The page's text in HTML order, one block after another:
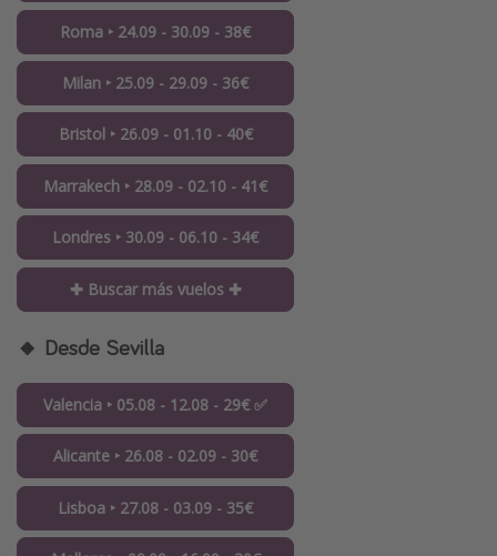
Roma ‣ 24.09 - 30.09 - 38€
Milan ‣ 25.09 - 29.09 - 36€
Bristol ‣ 26.09 - 01.10 - 40€
Marrakech ‣ 28.09 - 02.10 - 41€
Londres ‣ 30.09 - 06.10 - 34€
✚ Buscar más vuelos ✚
🔸 Desde Sevilla
Valencia ‣ 05.08 - 12.08 - 29€ ✅
Alicante ‣ 26.08 - 02.09 - 30€
Lisboa ‣ 27.08 - 03.09 - 35€